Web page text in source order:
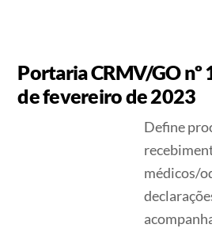
Portaria CRMV/GO nº
de fevereiro de 2023
Define
médicos/